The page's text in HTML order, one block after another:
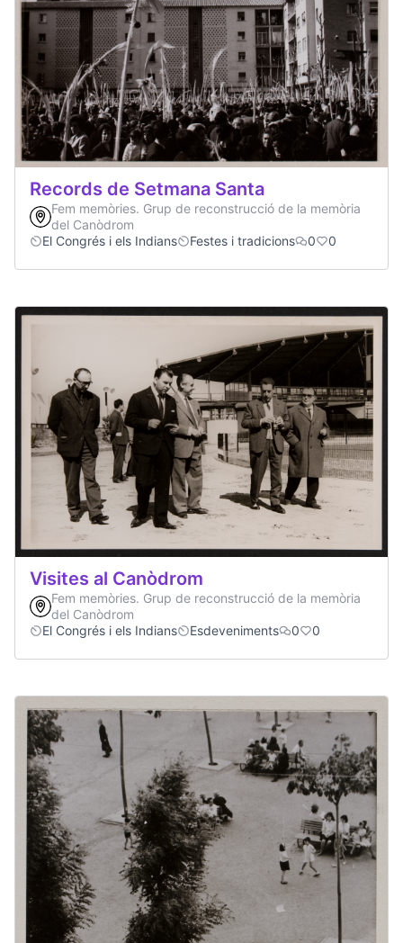
Records de Setmana Santa
Fem memòries. Grup de reconstrucció de la memòria
del Canòdrom
El Congrés i els Indians
Festes i tradicions 0 0
Visites al Canòdrom
Fem memòries. Grup de reconstrucció de la memòria
del Canòdrom
El Congrés i els Indians
Esdeveniments 0 0